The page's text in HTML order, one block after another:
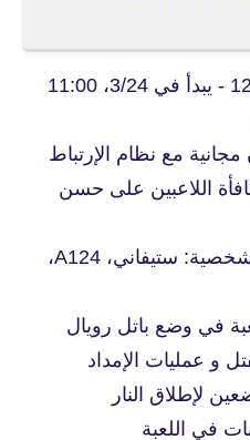
موسم كلاش سكواد 12 - يبدأ في 3/24، 11:00
مع نظام الإرتباط
اللاعبين على حسن
إعادة صياغة مهارة الشخصية: ستيفاني، A124،
في وضع باتل رويال
و عمليات الإمداد
في اللعبة